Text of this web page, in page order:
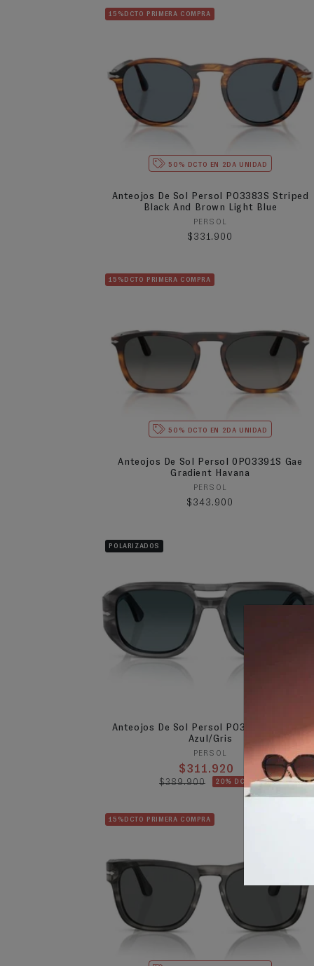
15%DCTO PRIMERA COMPRA
50% DCTO EN 2DA UNIDAD
Anteojos De Sol Persol PO3383S Striped
Black And Brown Light Blue
Proveedor:
PERSOL
Precio habitual
$331.900
15%DCTO PRIMERA COMPRA
50% DCTO EN 2DA UNIDAD
Anteojos De Sol Persol 0PO3391S Gae
Gradient Havana
Proveedor:
PERSOL
Precio habitual
$343.900
POLARIZADOS
Anteojos De Sol Persol PO3373S Vincent
Azul/Gris
Proveedor:
PERSOL
$311.920
Precio habitual
$389.900 Precio de oferta
20% DCTO
15%DCTO PRIMERA COMPRA